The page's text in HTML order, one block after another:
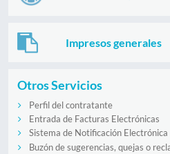
Impresos generales
Otros Servicios
Perfil del contratante
Entrada de Facturas Electrónicas
Sistema de Notificación Electrónica
Buzón de sugerencias, quejas o